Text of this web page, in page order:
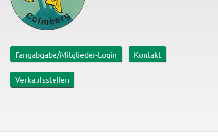
Fangabgabe/Mitglieder-Login Kontakt
Verkaufsstellen